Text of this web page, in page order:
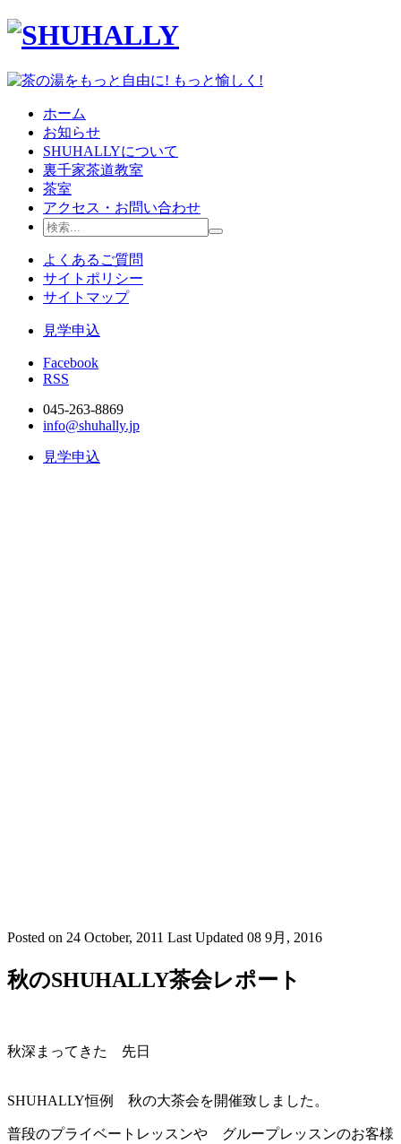
ホーム
お知らせ
SHUHALLYについて
裏千家茶道教室
茶室
アクセス・お問い合わせ
よくあるご質問
サイトポリシー
サイトマップ
見学申込
Facebook
RSS
045-263-8869
info@shuhally.jp
見学申込
Posted on 24 October, 2011 Last Updated 08 9月, 2016
秋のSHUHALLY茶会レポート
秋深まってきた 先日
SHUHALLY恒例 秋の大茶会を開催致しました。
普段のプライベートレッスンや グループレッスンのお客様